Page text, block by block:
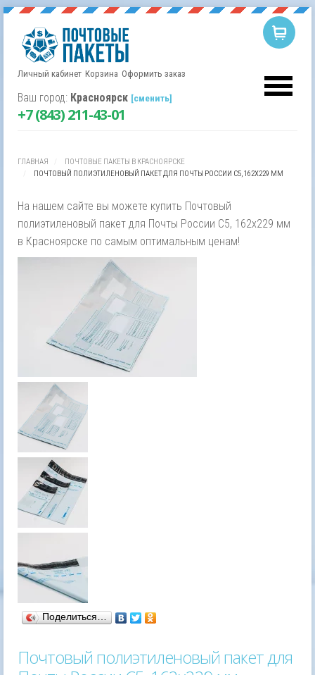
Личный кабинет Корзина Оформить заказ
Ваш город: Красноярск [сменить]
+7 (843) 211-43-01
ГЛАВНАЯ
ПОЧТОВЫЕ ПАКЕТЫ В КРАСНОЯРСКЕ
ПОЧТОВЫЙ ПОЛИЭТИЛЕНОВЫЙ ПАКЕТ ДЛЯ ПОЧТЫ РОССИИ С5, 162Х229 ММ
На нашем сайте вы можете купить Почтовый
полиэтиленовый пакет для Почты России С5, 162х229 мм
в Красноярске по самым оптимальным ценам!
Поделиться…
Почтовый полиэтиленовый пакет для
Username
Remember Me